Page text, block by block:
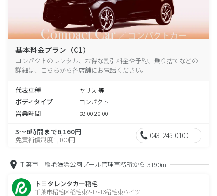
基本料金プラン（C1）
コンパクトのレンタル、お得な割引料金や予約、乗り捨てなどの
詳細は、こちらから各店舗にお電話ください。
代表車種 ヤリス 等
ボディタイプ コンパクト
営業時間 08:00-20:00
3～6時間まで6,160円
免責補償制度1,100円 043-246-0100
千葉市 稲毛海浜公園プール管理事務所から 3190m
トヨタレンタカー稲毛
千葉市稲毛区稲毛東2-17-13稲毛東ハイツ